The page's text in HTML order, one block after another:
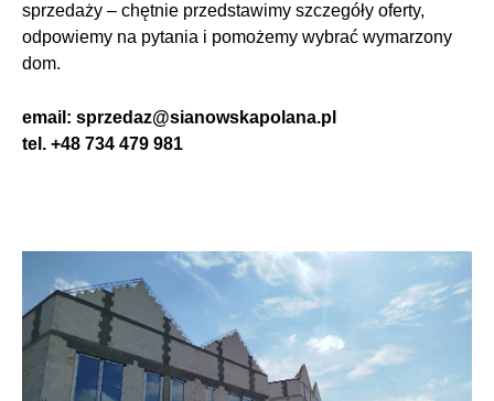
sprzedaży – chętnie przedstawimy szczegóły oferty,
odpowiemy na pytania i pomożemy wybrać wymarzony
dom.
email: sprzedaz@sianowskapolana.pl
tel. +48 734 479 981